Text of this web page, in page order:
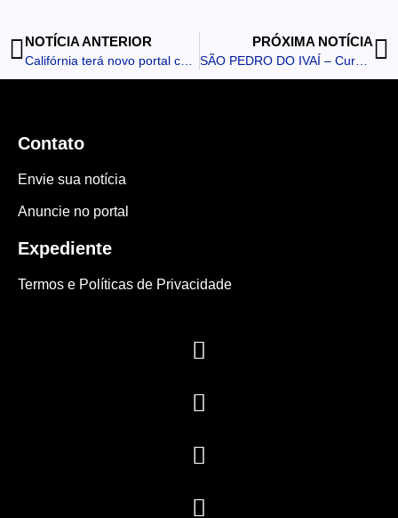
NOTÍCIA ANTERIOR PRÓXIMA NOTÍCIA
SÃO PEDRO DO IVAÍ – Curso de Manicure e Pedicure forma 7 mulheres no município
Contato
Envie sua notícia
Anuncie no portal
Expediente
Termos e Políticas de Privacidade